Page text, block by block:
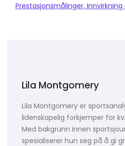
Prestasjonsmålinger,
Lila Montgomery
Lila Montgomery er
lidenskapelig forkjemper for
Med bakgrunn innen
spesialiserer hun seg på å gi